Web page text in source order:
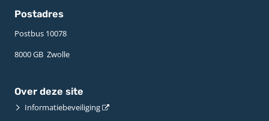
Postadres
Postbus 10078 ­
8000 GB ­ Zwolle
Over deze site
Informatiebeveiliging